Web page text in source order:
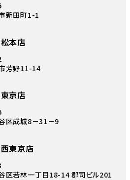
新田町1-1
本店
芳野11-14
京店
区成城8－31－9
東京店
区若林一丁目18-14 郡司ビル201